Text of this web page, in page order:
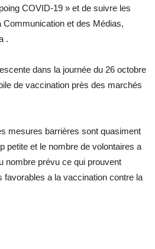
COVID-19 » et de suivre les
et des Médias,
.
dans la journée du 26 octobre
de vaccination près des marchés
mesures barrières sont quasiment
petite et le nombre de volontaires a
nombre prévu ce qui prouvent
favorables a la vaccination contre la